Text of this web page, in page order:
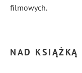
filmowych.
NAD KSIĄŻKĄ